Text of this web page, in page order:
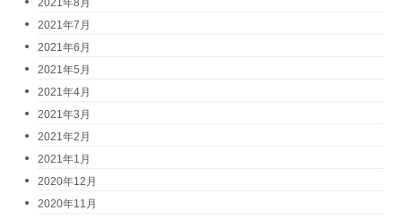
2021年8月
2021年7月
2021年6月
2021年5月
2021年4月
2021年3月
2021年2月
2021年1月
2020年12月
2020年11月